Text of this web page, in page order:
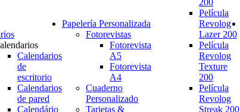
Calendarios
de
escritorio
Calendarios
de pared
Calendário
Papelería Personalizada
Fotorevistas
Fotorevista
A5
Fotorevista
A4
Cuaderno
Personalizado
Tarjetas &
200
Película
Revolog
Lazer 200
Película
Revolog
Texture
200
Película
Revolog
Streak 200